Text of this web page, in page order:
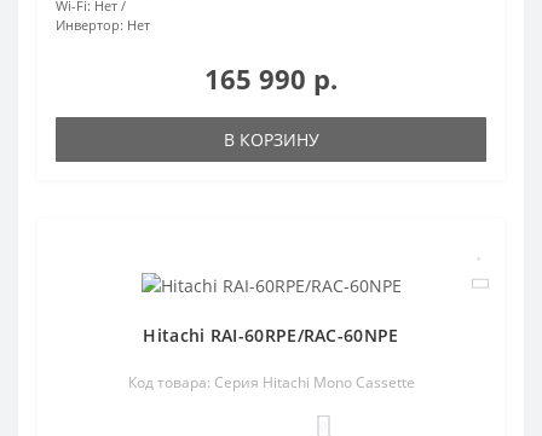
Wi-Fi: Нет
Инвертор: Нет
165 990 р.
В КОРЗИНУ
Hitachi RAI-60RPE/RAC-60NPE
Код товара: Серия Hitachi Mono Cassette